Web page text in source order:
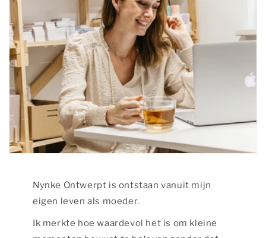
Nynke Ontwerpt is ontstaan vanuit mijn
eigen leven als moeder.
Ik merkte hoe waardevol het is om kleine